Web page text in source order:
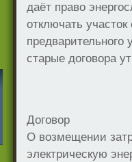
даёт право
отключать участок
предварительного
старые договора
Договор
О возмещении
электрическую